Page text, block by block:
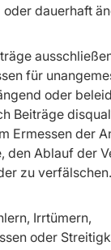
dauerhaft
für
oder
Beiträge
Ermessen der
den Ablauf der
zu verfälschen.
Irrtümern,
oder